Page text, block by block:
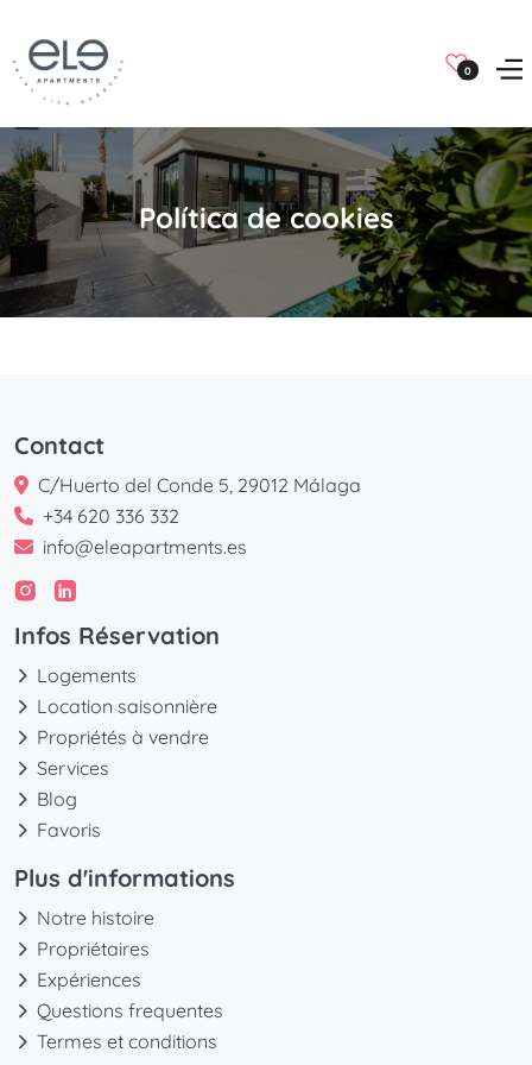
0
Política de cookies
Contact
C/Huerto del Conde 5, 29012 Málaga
+34 620 336 332
info@eleapartments.es
Infos Réservation
Logements
Location saisonnière
Propriétés à vendre
Services
Blog
Favoris
Plus d'informations
Notre histoire
Propriétaires
Expériences
Questions frequentes
Termes et conditions